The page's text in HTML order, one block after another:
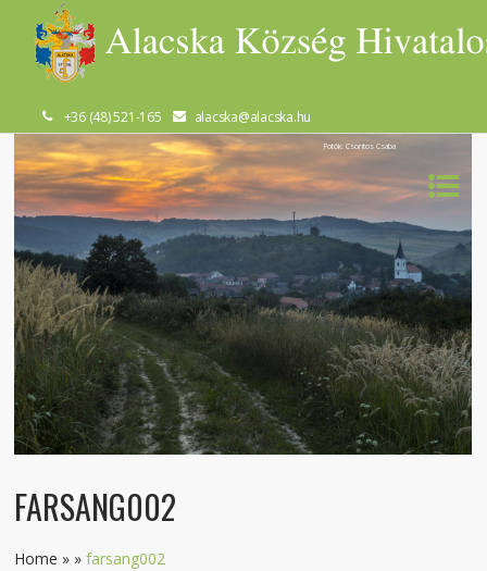
+36 (48) 521-165 alacska@alacska.hu
Fotók: Csontos Csaba
FARSANG002
Home » »farsang002